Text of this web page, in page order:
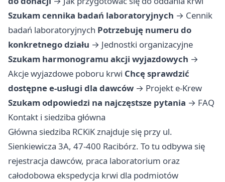
Szukam cennika badań laboratoryjnych → Cennik
badań laboratoryjnych Potrzebuję numeru do
konkretnego działu → Jednostki organizacyjne
Szukam harmonogramu akcji wyjazdowych →
Akcje wyjazdowe poboru krwi Chcę sprawdzić
dostępne e-usługi dla dawców → Projekt e-Krew
Szukam odpowiedzi na najczęstsze pytania → FAQ
Kontakt i siedziba główna
Główna siedziba RCKiK znajduje się przy ul.
Sienkiewicza 3A, 47-400 Racibórz. To tu odbywa się
rejestracja dawców, praca laboratorium oraz
całodobowa ekspedycja krwi dla podmiotów